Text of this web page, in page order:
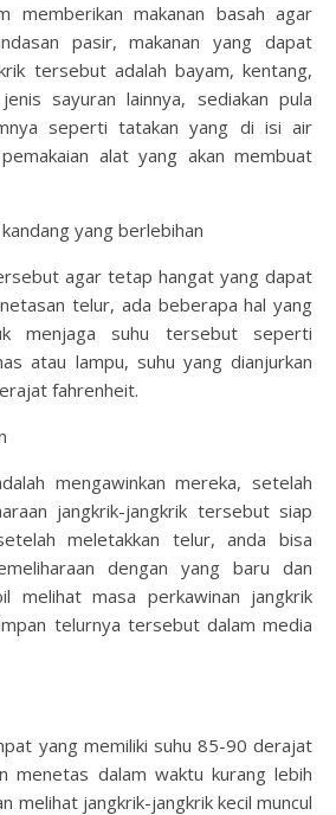
memberikan makanan basah agar
pasir, makanan yang dapat
tersebut adalah bayam, kentang,
sayuran lainnya, sediakan pula
seperti tatakan yang di isi air
alat yang akan membuat
yang berlebihan
agar tetap hangat yang dapat
telur, ada beberapa hal yang
menjaga suhu tersebut seperti
atau lampu, suhu yang dianjurkan
fahrenheit.
mengawinkan mereka, setelah
jangkrik-jangkrik tersebut siap
meletakkan telur, anda bisa
dengan yang baru dan
melihat masa perkawinan jangkrik
telurnya tersebut dalam media
yang memiliki suhu 85-90 derajat
menetas dalam waktu kurang lebih
melihat jangkrik-jangkrik kecil muncul